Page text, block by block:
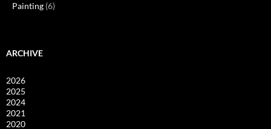
Painting (6)
ARCHIVE
2026
2025
2024
2021
2020